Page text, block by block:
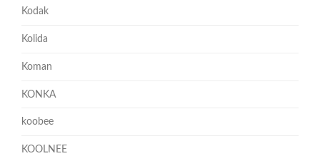
Kodak
Kolida
Koman
KONKA
koobee
KOOLNEE